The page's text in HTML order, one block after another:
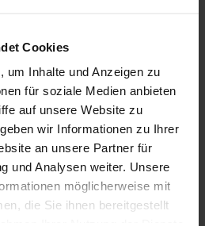
Cookies
um Inhalte und Anzeigen zu
für soziale Medien anbieten
auf unsere Website zu
wir Informationen zu Ihrer
an unsere Partner für
und Analysen weiter. Unsere
möglicherweise mit
die Sie ihnen bereitgestellt